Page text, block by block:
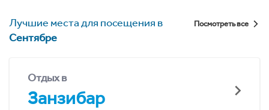
Лучшие места для посещения в
Сентябре
Посмотреть все
Отдых в
Занзибар